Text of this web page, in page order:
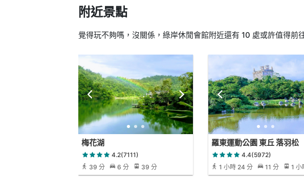
附近景點
覺得玩不夠嗎，沒關係，綠岸休閒會館附近還有 10 處或許值得前
梅花湖
4.2(7111)
39 分
6 分 39 分
羅東運動公園 東丘 落羽松
4.4(5972)
1 小時 24 分
11 分
1 小
分